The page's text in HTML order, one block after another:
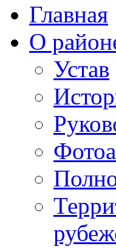
Главная
О
Устав